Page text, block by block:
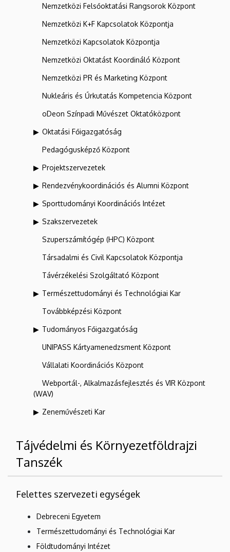
Nemzetközi Felsőoktatási Rangsorok Központ
Nemzetközi K+F Kapcsolatok Központja
Nemzetközi Kapcsolatok Központja
Nemzetközi Oktatást Koordináló Központ
Nemzetközi PR és Marketing Központ
Nukleáris és Űrkutatás Kompetencia Központ
oDeon Színpadi Művészet Oktatóközpont
Oktatási Főigazgatóság
Pedagógusképző Központ
Projektszervezetek
Rendezvénykoordinációs és Alumni Központ
Sporttudományi Koordinációs Intézet
Szakszervezetek
Szuperszámítógép (HPC) Központ
Társadalmi és Civil Kapcsolatok Központja
Távérzékelési Szolgáltató Központ
Természettudományi és Technológiai Kar
Továbbképzési Központ
Tudományos Főigazgatóság
UNIPASS Kártyamenedzsment Központ
Vállalati Koordinációs Központ
Webportál-, Alkalmazásfejlesztés és VIR Központ
(WAV)
Zeneművészeti Kar
Tájvédelmi és Környezetföldrajzi
Tanszék
Felettes szervezeti egységek
Debreceni Egyetem
Természettudományi és Technológiai Kar
Földtudományi Intézet